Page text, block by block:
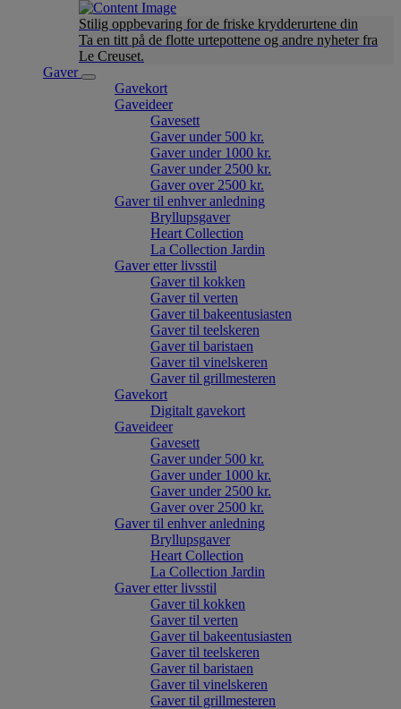
Stilig oppbevaring for de friske krydderurtene din
Ta en titt på de flotte urtepottene og andre nyheter fra
Le Creuset.
Gaver
Gavekort
Gaveideer
Gavesett
Gaver under 500 kr.
Gaver under 1000 kr.
Gaver under 2500 kr.
Gaver over 2500 kr.
Gaver til enhver anledning
Bryllupsgaver
Heart Collection
La Collection Jardin
Gaver etter livsstil
Gaver til kokken
Gaver til verten
Gaver til bakeentusiasten
Gaver til teelskeren
Gaver til baristaen
Gaver til vinelskeren
Gaver til grillmesteren
Gavekort
Digitalt gavekort
Gaveideer
Gavesett
Gaver under 500 kr.
Gaver under 1000 kr.
Gaver under 2500 kr.
Gaver over 2500 kr.
Gaver til enhver anledning
Bryllupsgaver
Heart Collection
La Collection Jardin
Gaver etter livsstil
Gaver til kokken
Gaver til verten
Gaver til bakeentusiasten
Gaver til teelskeren
Gaver til baristaen
Gaver til vinelskeren
Gaver til grillmesteren